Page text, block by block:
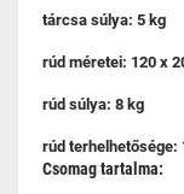
tárcsa súlya: 5 kg
rúd méretei: 120 x
rúd súlya: 8 kg
rúd terhelhetősége:
Csomag tartalma: